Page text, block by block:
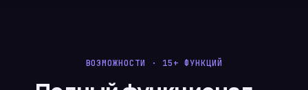
ВОЗМОЖНОСТИ · 15+ ФУНКЦИЙ